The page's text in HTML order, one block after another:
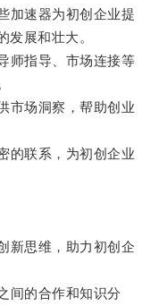
速器为初创企业提
发展和壮大。
指导、市场连接等
场洞察，帮助创业
联系，为初创企业
思维，助力初创企
的合作和知识分